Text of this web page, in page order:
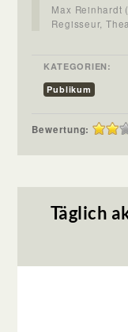
Max Reinhardt
Regisseur,
KATEGORIEN:
Publikum
Bewertung: